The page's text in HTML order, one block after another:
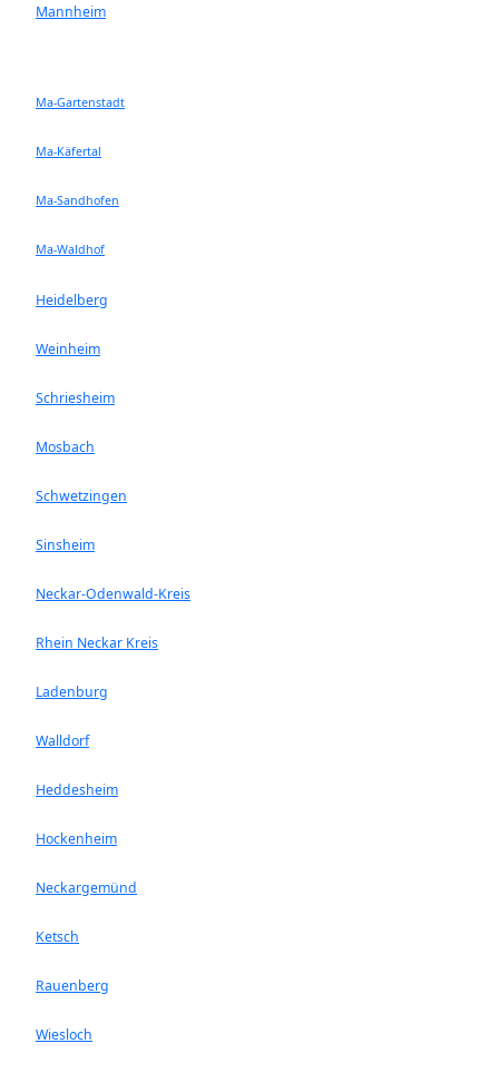
Mannheim
Ma-Gartenstadt
Ma-Käfertal
Ma-Sandhofen
Ma-Waldhof
Heidelberg
Weinheim
Schriesheim
Mosbach
Schwetzingen
Sinsheim
Neckar-Odenwald-Kreis
Rhein Neckar Kreis
Ladenburg
Walldorf
Heddesheim
Hockenheim
Neckargemünd
Ketsch
Rauenberg
Wiesloch